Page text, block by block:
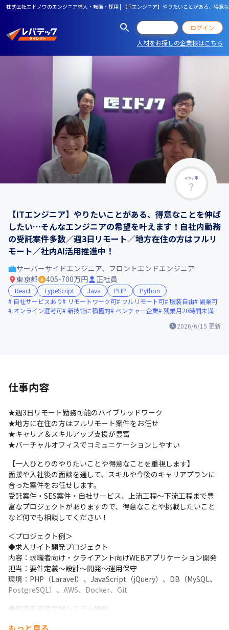
株式会社エドノワのエンジニア求人・転職・採用 | 【ITエンジニア】やりたいことがある、得
ログイン
人材をお探しの企業様はこちら
マッチ率
【ITエンジニア】やりたいことがある、得意なことを伸ば
したい…そんなエンジニアの希望を叶えます！自社内勤務
の受託案件多数／週3日リモート／地方在住の方はフルリ
モート／社内AI活用推進中！
2026/6/15 更新
サーバーサイドエンジニア、フロントエンドエンジニア
東京都
405-700万円 正社員
React TypeScript Java PHP
Python
自社サービスあり
リモートワーク可 フルリモート可 服装自由
副業可
オンライン選考可 新技術に積極的 ベンチャー企業 残業月20時間未満
仕事内容
★週3日リモート勤務可能のハイブリッドワーク
★地方に在住の方はフルリモート案件をお任せ
★キャリア＆スキルアップ支援が豊富
★バーチャルオフィスでコミュニケーションしやすい
【一人ひとりのやりたいことや得意なことを重視します】
面接や入社後の面談を通して、スキルや今後のキャリアプランに
合った案件をお任せします。
受託案件・SES案件・自社サービス、上流工程～下流工程まで豊
富なプロジェクトがありますので、得意なことや挑戦したいこと
など何でも相談してください！
＜プロジェクト例＞
◆求人サイト開発プロジェクト
内容：求職者向け・クライアント向けWEBアプリケーション開発
担当：要件定義～設計～開発～運用保守
環境：PHP（Laravel）、JavaScript（jQuery）、DB（MySQL、
PostgreSQL）、AWS、Docker、Git
◆医療系派遣登録システム開発